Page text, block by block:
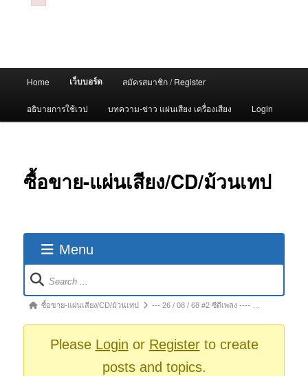
Home เว็บบอร์ด สมัครสมาชิก / Register
อธิบายการใช้เวป บทความ-ข่าว แผ่นเสียง เครื่องเสียง Login
ซื้อขาย-แผ่นเสียง/CD/ม้วนเทป
Menu
Forum
Navigation
Forumซื้อขาย-แผ่นเสียง/CD/ม้วนเทป --- 26 / 08 / 68 #2 ซีดีเพลง ---- …
Please Login or Registerto create
posts and topics.
Failed to initialize plugin: wplink